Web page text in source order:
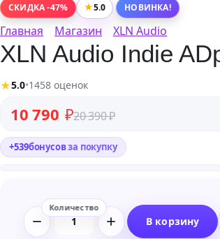
СКИДКА -47% ★5.0 НОВИНКА!
Главная Магазин XLN Audio
XLN Audio Indie
★5.0•1458 оценок
20 390₽
Первоначальная цена составляла 20
10 790 ₽
Текущая цена: 10 790 ₽.
+539бонусовза покупку
Количество
В корзину